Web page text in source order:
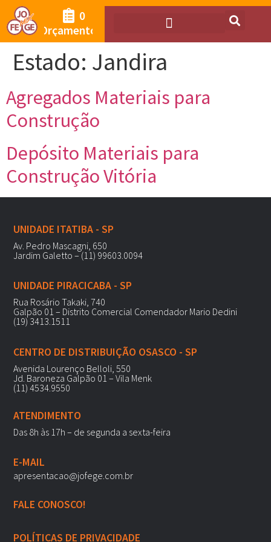
Orçamento
0
Estado: Jandira
Agregados Materiais para
Construção
Depósito Materiais para
Construção Vitória
UNIDADE ITATIBA - SP
Av. Pedro Mascagni, 650
Jardim Galetto – (11) 99603.0094
UNIDADE PIRACICABA - SP
Rua Rosário Takaki, 740
Galpão 01 – Distrito Comercial Comendador Mario Dedini
(19) 3413.1511
CENTRO DE DISTRIBUIÇÃO OSASCO - SP
Avenida Lourenço Belloli, 550
Jd. Baroneza Galpão 01 – Vila Menk
(11) 4534.9550
ATENDIMENTO
Das 8h às 17h – de segunda a sexta-feira
E-MAIL
apresentacao@jofege.com.br
FALE CONOSCO!
POLÍTICAS DE PRIVACIDADE